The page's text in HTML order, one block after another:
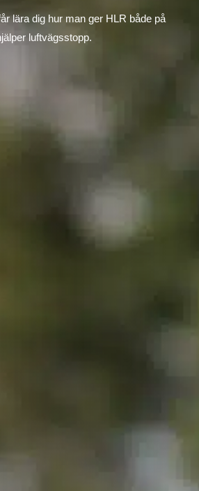
lära dig hur man ger HLR både på
luftvägsstopp.